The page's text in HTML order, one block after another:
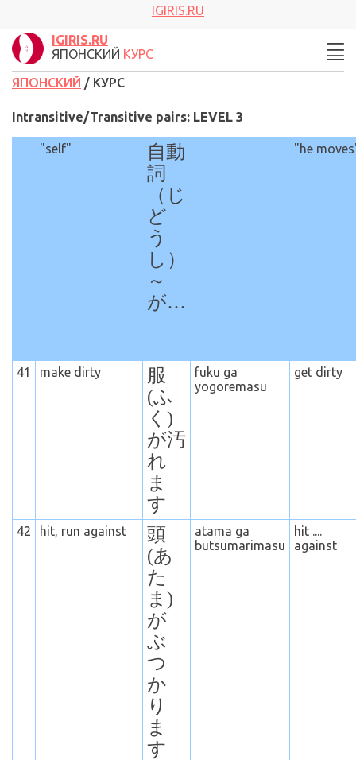
IGIRIS.RU
IGIRIS.RU
ЯПОНСКИЙ КУРС
ЯПОНСКИЙ / КУРС
Intransitive/Transitive pairs: LEVEL 3
"self"
自動
詞
（じ
ど
う
し）
～
が…
"he
41 make dirty
服
(ふ
く)
が汚
れ
ま
す
fuku ga
yogoremasu
get dirty
42 hit, run against
頭
(あ
た
ま)
が
ぶ
つ
か
り
ま
す
atama ga
butsumarimasu
hit ....
against